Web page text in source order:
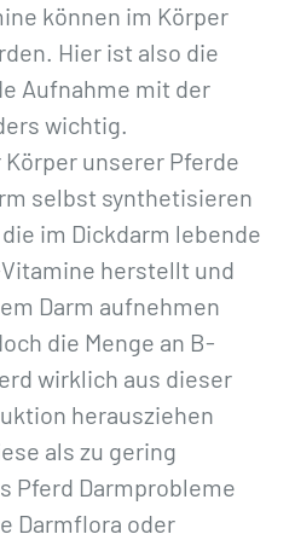
können im Körper
Hier ist also die
Aufnahme mit der
wichtig.
unserer Pferde
selbst synthetisieren
im Dickdarm lebende
herstellt und
Darm aufnehmen
die Menge an B-
wirklich aus dieser
herausziehen
als zu gering
Pferd Darmprobleme
Darmflora oder